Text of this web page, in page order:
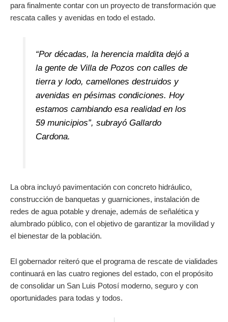
para finalmente contar con un proyecto de transformación que
rescata calles y avenidas en todo el estado.
“Por décadas, la herencia maldita dejó a
la gente de Villa de Pozos con calles de
tierra y lodo, camellones destruidos y
avenidas en pésimas condiciones. Hoy
estamos cambiando esa realidad en los
59 municipios”, subrayó Gallardo
Cardona.
La obra incluyó pavimentación con concreto hidráulico,
construcción de banquetas y guarniciones, instalación de
redes de agua potable y drenaje, además de señalética y
alumbrado público, con el objetivo de garantizar la movilidad y
el bienestar de la población.
El gobernador reiteró que el programa de rescate de vialidades
continuará en las cuatro regiones del estado, con el propósito
de consolidar un San Luis Potosí moderno, seguro y con
oportunidades para todas y todos.